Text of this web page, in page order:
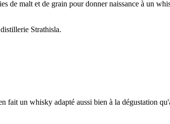
de malt et de grain pour donner naissance à un
Strathisla.
fait un whisky adapté aussi bien à la dégustation